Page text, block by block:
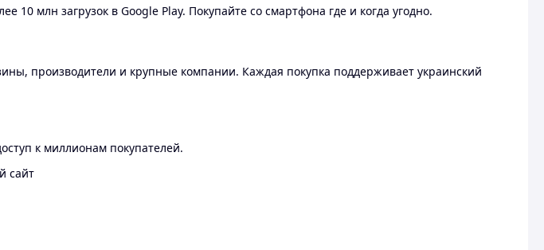
10 млн загрузок в Google Play. Покупайте со смартфона где и когда угодно.
производители и крупные компании. Каждая покупка поддерживает украинский
к миллионам покупателей.
сайт